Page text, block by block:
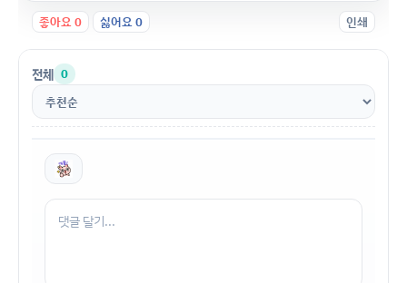
좋아요0 싫어요0 인쇄
전체 0